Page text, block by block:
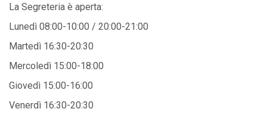
La Segreteria è aperta:
Lunedì 08:00-10:00 / 20:00-21:00
Martedì 16:30-20:30
Mercoledì 15:00-18:00
Giovedì 15:00-16:00
Venerdì 16:30-20:30